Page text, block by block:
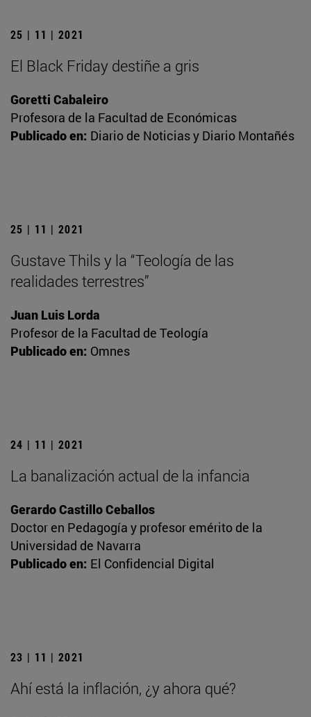
25 | 11 | 2021
El Black Friday destiñe a gris
Goretti Cabaleiro
Profesora de la Facultad de Económicas
Publicado en: Diario de Noticias y Diario Montañés
25 | 11 | 2021
Gustave Thils y la “Teología de las
realidades terrestres”
Juan Luis Lorda
Profesor de la Facultad de Teología
Publicado en: Omnes
24 | 11 | 2021
La banalización actual de la infancia
Gerardo Castillo Ceballos
Doctor en Pedagogía y profesor emérito de la
Universidad de Navarra
Publicado en: El Confidencial Digital
23 | 11 | 2021
Ahí está la inflación, ¿y ahora qué?